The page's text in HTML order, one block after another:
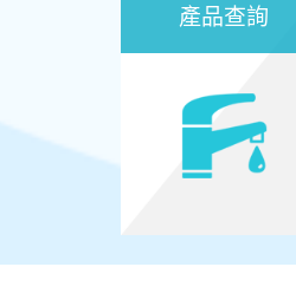
產品查詢